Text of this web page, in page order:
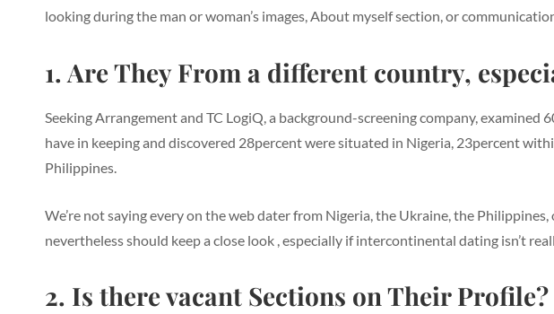
looking during the man or woman’s images, About myself section, or
1. Are They From a different country,
Seeking Arrangement and TC LogiQ, a background-screening company, examined
have in keeping and discovered 28percent were situated in Nigeria, 23percent
Philippines.
We’re not saying every on the web dater from Nigeria, the Ukraine, the Philippines,
nevertheless should keep a close look , especially if intercontinental dating isn’t
2. Is there vacant Sections on Their Profile?